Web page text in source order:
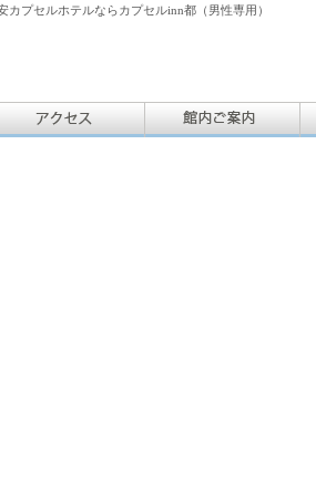
プセルホテルならカプセルinn都（男性専用）